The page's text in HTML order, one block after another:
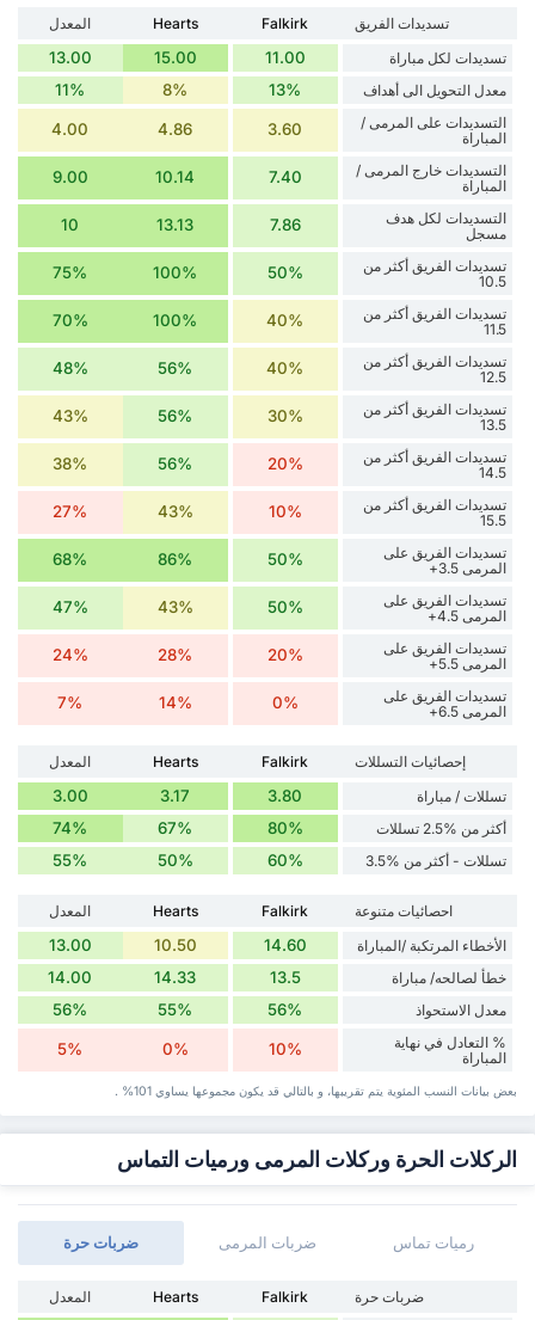
تسديدات الفريق Falkirk
Hearts
المعدل
تسديدات لكل مباراة
11.00
15.00
13.00
معدل التحويل الى أهداف 13%
8%
11%
التسديدات على المرمى /
المباراة
3.60
4.86
4.00
التسديدات خارج المرمى /
المباراة
7.40
10.14
9.00
التسديدات لكل هدف
مسجل
7.86
13.13
10
تسديدات الفريق أكثر من
10.5
50%
100%
75%
تسديدات الفريق أكثر من
11.5
40%
100%
70%
تسديدات الفريق أكثر من
12.5
40%
56%
48%
تسديدات الفريق أكثر من
13.5
30%
56%
43%
تسديدات الفريق أكثر من
14.5
20%
56%
38%
تسديدات الفريق أكثر من
15.5
10%
43%
27%
تسديدات الفريق على
المرمى 3.5+
50%
86%
68%
تسديدات الفريق على
المرمى 4.5+
50%
43%
47%
تسديدات الفريق على
المرمى 5.5+
20%
28%
24%
تسديدات الفريق على
المرمى 6.5+
0%
14%
7%
إحصائيات التسللات Falkirk
Hearts
المعدل
تسللات / مباراة
3.80
3.17
3.00
أكثر من %2.5 تسللات 80%
67%
74%
تسللات - أكثر من %3.5 60%
50%
55%
احصائيات متنوعة Falkirk
Hearts
المعدل
الأخطاء المرتكبة /المباراة
14.60
10.50
13.00
خطأ لصالحه/ مباراة 13.5
14.33
14.00
معدل الاستحواذ 56%
55%
56%
% التعادل في نهاية
المباراة
10%
0%
5%
بعض بيانات ‏النسب المئوية يتم تقريبها، و بالتالي قد ‏يكون مجموعها يساوي 101% .
الركلات الحرة وركلات المرمى ورميات التماس
‏ضربات حرة ضربات المرمى رميات تماس
‏ضربات حرة Falkirk
Hearts
المعدل